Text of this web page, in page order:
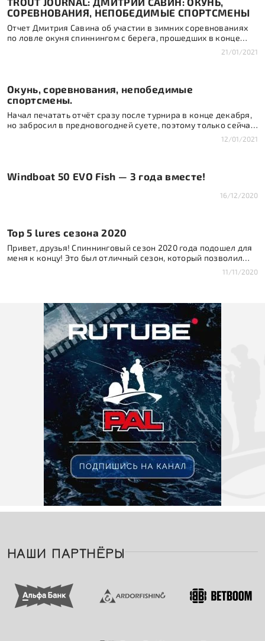
СОРЕВНОВАНИЯ, НЕПОБЕДИМЫЕ СПОРТСМЕНЫ
Отчет Дмитрия Савина об участии в зимних соревнованиях
по ловле окуня спиннингом с берега, прошедших в конце
21/01/2021
Окунь, соревнования, непобедимые
спортсмены.
Начал печатать отчёт сразу после турнира в конце декабря,
но забросил в предновогодней суете, поэтому только сейчас
— лучше поздно, чем никогда. Тем более, что небольшие
отчеты часто наводят порядок в голове после соревнований,
[…]
12/01/2021
Windboat 50 EVO Fish — 3 года вместе!
16/12/2020
Top 5 lures сезона 2020
Привет, друзья! Спиннинговый сезон 2020 года подошел для
меня к концу! Это был отличный сезон, который позволил
получить мне много опыта, поймать много хороших крупных
рыб, и обновить два рекорда: по судаку до 6500 и щуке до 12
рыбалки! Ну а […]
11/11/2020
НАШИ ПАРТНЁРЫ